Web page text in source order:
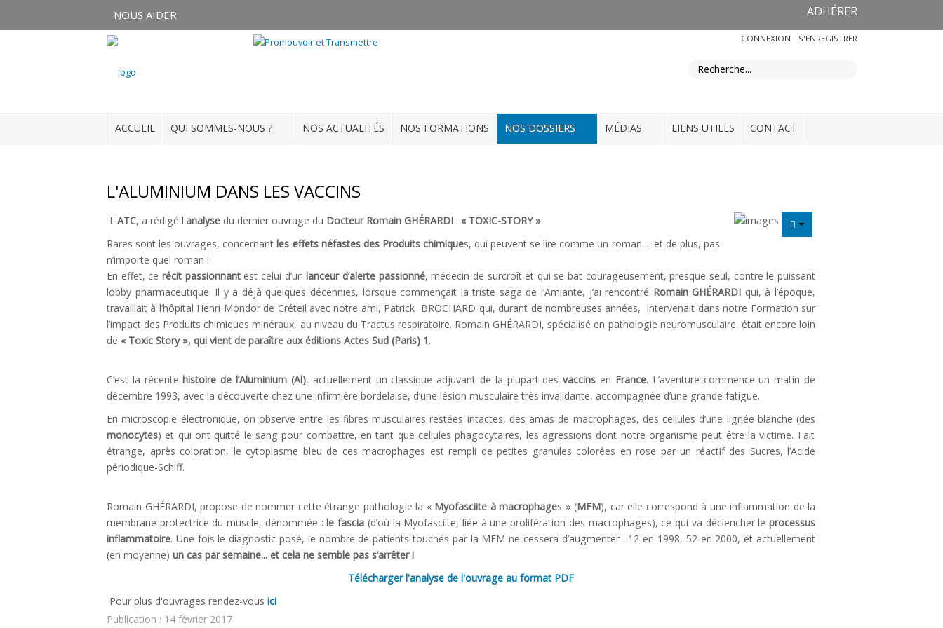
QUI SOMMES-NOUS ?
NOUS AIDER ADHÉRER
CONNEXION S'ENREGISTRER
ACCUEIL QUI SOMMES-NOUS ? NOS ACTUALITÉS NOS FORMATIONS NOS DOSSIERS MÉDIAS LIENS UTILES CONTACT
L'ALUMINIUM DANS LES VACCINS
L'ATC, a rédigé l'analyse du dernier ouvrage du Docteur Romain GHÉRARDI : « TOXIC-STORY ».
Rares sont les ouvrages, concernantles effets néfastes des Produits chimiques, qui peuvent se lire comme un roman ... et de plus, pas
n’importe quel roman !
En effet, ce récit passionnantest celui d’unlanceur d’alerte passionné, médecin de surcroît et qui se bat courageusement, presque seul, contre le puissant
lobby pharmaceutique. Il y a déjà quelques décennies, lorsque commençait la triste saga de l’Amiante, j’ai rencontré Romain GHÉRARDI qui, à l’époque,
travaillait à l’hôpital Henri Mondor de Créteil avec notre ami, Patrick BROCHARD qui, durant de nombreuses années, intervenait dans notre Formation sur
l’impact des Produits chimiques minéraux, au niveau du Tractus respiratoire. Romain GHÉRARDI, spécialisé en pathologie neuromusculaire, était encore loin
de « Toxic Story », qui vient de paraître aux éditions Actes Sud (Paris) 1.
C’est la récente histoire de l’Aluminium (Al), actuellement un classique adjuvant de la plupart des vaccins en France. L’aventure commence un matin de
décembre 1993, avec la découverte chez une infirmière bordelaise, d’une lésion musculaire très invalidante, accompagnée d’une grande fatigue.
En microscopie électronique, on observe entre les fibres musculaires restées intactes, des amas de macrophages, des cellules d’une lignée blanche (des
monocytes) et qui ont quitté le sang pour combattre, en tant que cellules phagocytaires, les agressions dont notre organisme peut être la victime. Fait
étrange, après coloration, le cytoplasme bleu de ces macrophages est rempli de petites granules colorées en rose par un réactif des Sucres, l’Acide
périodique-Schiff.
Romain GHÉRARDI, propose de nommer cette étrange pathologie la « Myofasciite à macrophages » (MFM), car elle correspond à une inflammation de la
membrane protectrice du muscle, dénommée :le fascia (d’où la Myofasciite, liée à une prolifération des macrophages), ce qui va déclencher leprocessus
inflammatoire. Une fois le diagnostic posé, le nombre de patients touchés par la MFM ne cessera d’augmenter : 12 en 1998, 52 en 2000, et actuellement
(en moyenne) un cas par semaine... et cela ne semble pas s’arrêter !
Télécharger l'analyse de l'ouvrage au format PDF
Pour plus d'ouvrages rendez-vous ici
Publication : 14 février 2017